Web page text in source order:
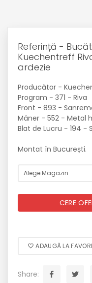
Referință -
Kuechentreff
ardezie
Producător -
Program - 371 - Riva
Front - 893 -
Mâner - 552 - Metal
Blat de Lucru - 194 -
Montat în București.
CERE
ADAUGĂ LA
Share: